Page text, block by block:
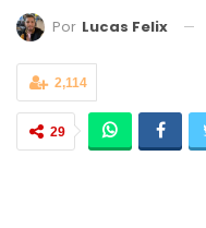
Por Lucas Felix
2,114
29